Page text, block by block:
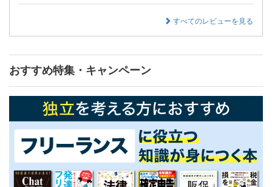
すべてのレビューを見る
おすすめ特集・キャンペーン